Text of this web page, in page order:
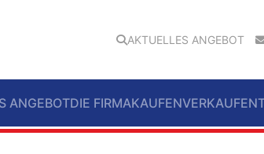
AKTUELLES ANGEBOT
ANGEBOTDIE FIRMAKAUFENVERKAUFEN